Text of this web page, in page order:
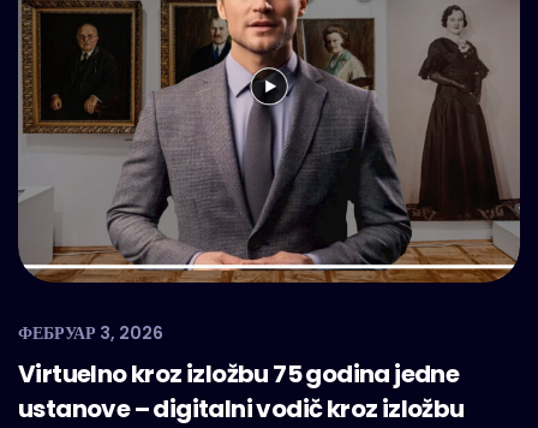
ФЕБРУАР 3, 2026
Virtuelno kroz izložbu 75 godina jedne
ustanove – digitalni vodič kroz izložbu